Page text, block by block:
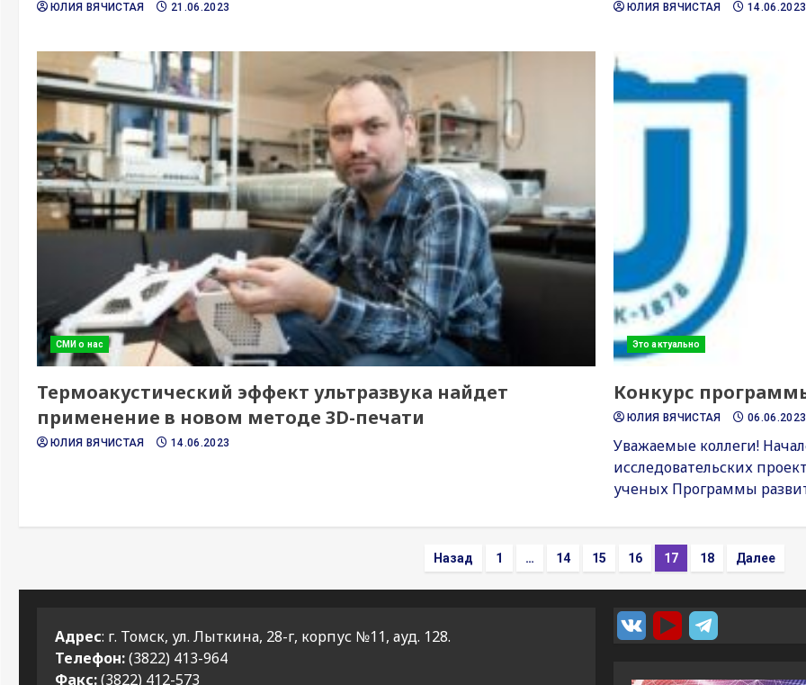
ЮЛИЯ ВЯЧИСТАЯ 21.06.2023 ЮЛИЯ ВЯЧИСТАЯ 14.06.2023
СМИ о нас
Термоакустический эффект ультразвука найдет
применение в новом методе 3D-печати
ЮЛИЯ ВЯЧИСТАЯ 14.06.2023
Это актуально
Конкурс
ЮЛИЯ ВЯЧИСТАЯ 06.06.2023
Уважаемые коллеги!
исследовательских
ученых Программы
Пагинация
записей
Назад 1 … 14 15 16 17 18 Далее
Адрес: г. Томск, ул. Лыткина, 28-г, корпус №11, ауд. 128.
Телефон:(3822) 413-964
Факс:(3822) 412-573